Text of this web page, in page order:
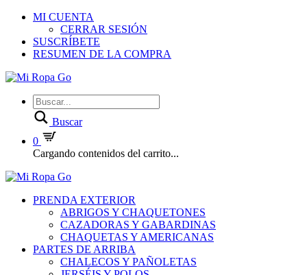
MI CUENTA
CERRAR SESIÓN
SUSCRÍBETE
RESUMEN DE LA COMPRA
Buscar
0
Cargando contenidos del carrito...
PRENDA EXTERIOR
ABRIGOS Y CHAQUETONES
CAZADORAS Y GABARDINAS
CHAQUETAS Y AMERICANAS
PARTES DE ARRIBA
CHALECOS Y PAÑOLETAS